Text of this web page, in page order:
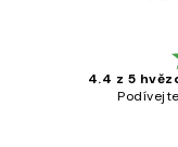
4.4 z 5